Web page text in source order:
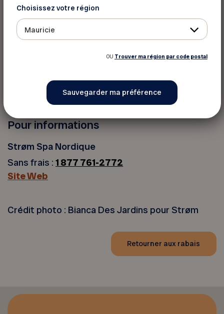
Votre numéro de membre FADOQ :
Pour informations
Strøm Spa Nordique
Sans frais :1 877 761-2772
Site Web
Crédit photo : Bianca Des Jardins pour Strøm
Retourner aux rabais
Choisissez votre région
Mauricie
OU Trouver ma région par code postal